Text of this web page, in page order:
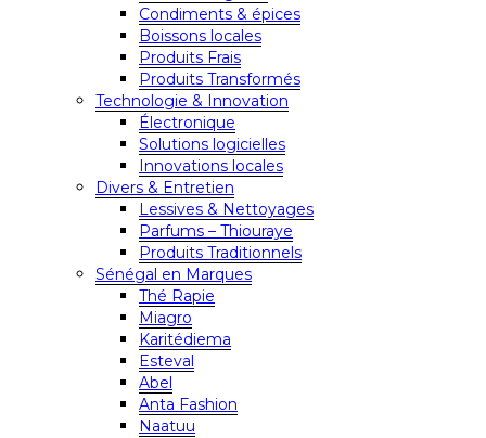
Condiments & épices
Boissons locales
Produits Frais
Produits Transformés
Technologie & Innovation
Électronique
Solutions logicielles
Innovations locales
Divers & Entretien
Lessives & Nettoyages
Parfums – Thiouraye
Produits Traditionnels
Sénégal en Marques
Thé Rapie
Miagro
Karitédiema
Esteval
Abel
Anta Fashion
Naatuu